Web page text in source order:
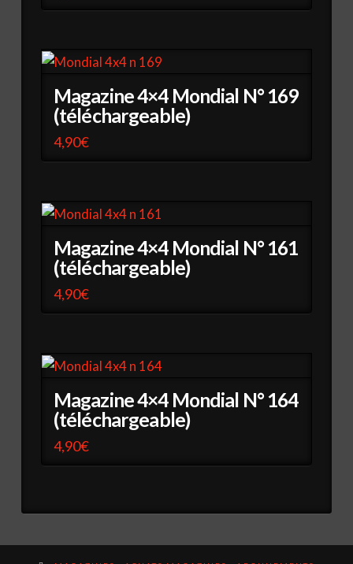
Magazine 4×4 Mondial N° 169
(téléchargeable)
4,90€
Magazine 4×4 Mondial N° 161
(téléchargeable)
4,90€
Magazine 4×4 Mondial N° 164
(téléchargeable)
4,90€